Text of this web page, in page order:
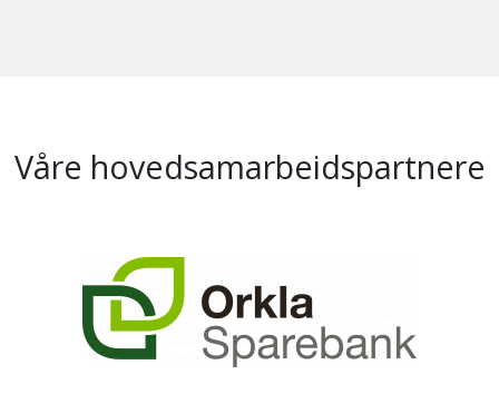
Våre hovedsamarbeidspartnere